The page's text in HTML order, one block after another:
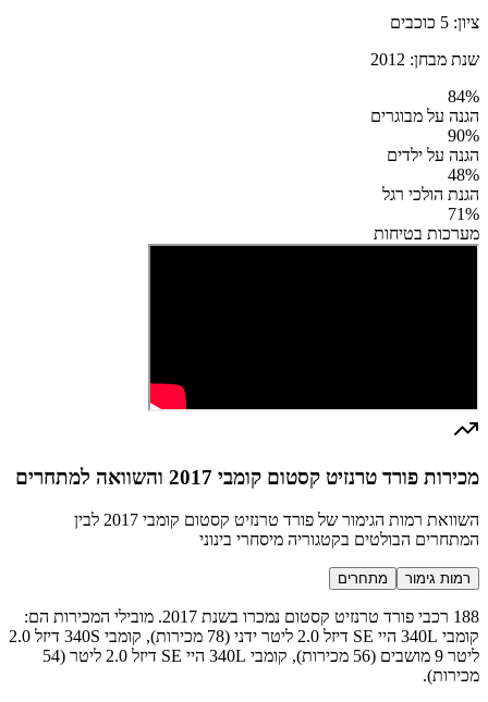
ציון: 5 כוכבים
שנת מבחן: 2012
84%
הגנה על מבוגרים
90%
הגנה על ילדים
48%
הגנת הולכי רגל
71%
מערכות בטיחות
מכירות פורד טרנזיט קסטום קומבי 2017 והשוואה למתחרים
השוואת רמות הגימור של פורד טרנזיט קסטום קומבי 2017 לבין
המתחרים הבולטים בקטגוריה מיסחרי בינוני
רמות גימור מתחרים
188 רכבי פורד טרנזיט קסטום נמכרו בשנת 2017. מובילי המכירות הם:
קומבי 340L היי SE דיזל 2.0 ליטר ידני (78 מכירות), קומבי 340S דיזל 2.0
ליטר 9 מושבים (56 מכירות), קומבי 340L היי SE דיזל 2.0 ליטר (54
מכירות).